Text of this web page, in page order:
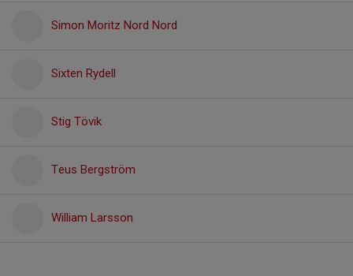
Simon Moritz Nord Nord
Sixten Rydell
Stig Tövik
Teus Bergström
William Larsson